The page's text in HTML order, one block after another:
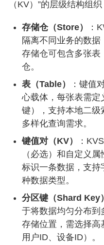
（KV）”的层级结构组
存储仓（Store）
：
隔离不同业务的数
存储仓可包含多张表
仓。
表（Table）
：键值
心载体，每张表需
键），支持本地二级
多样化查询需求。
键值对（KV）
：
（必选）和自定义
标识一条数据，支持
种数据类型。
分区键（Shard Key）
于将数据均匀分布到
存储位置，需选择高
用户ID、设备ID）。